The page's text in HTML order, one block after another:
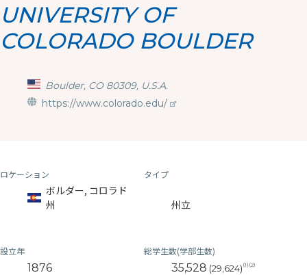
UNIVERSITY OF
COLORADO BOULDER
Boulder, CO 80309, U.S.A.
https://www.colorado.edu/
ロケーション
ボルダー, コロラド
州
タイプ
州立
設立年
1876
総学生数(学部生数)
35,528 (29,624) (1)(2)